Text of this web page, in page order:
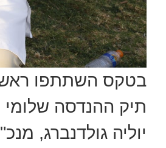
בטקס השתתפו ראש
תיק ההנדסה
יוליה גולדנברג,